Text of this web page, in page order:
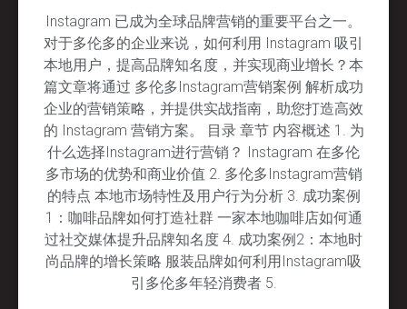
Instagram 已成为全球品牌营销的重要平台之一。
对于多伦多的企业来说，如何利用 Instagram 吸引
本地用户，提高品牌知名度，并实现商业增长？本
篇文章将通过 多伦多Instagram营销案例 解析成功
企业的营销策略，并提供实战指南，助您打造高效
的 Instagram 营销方案。 目录 章节 内容概述 1. 为
什么选择Instagram进行营销？ Instagram 在多伦
多市场的优势和商业价值 2. 多伦多Instagram营销
的特点 本地市场特性及用户行为分析 3. 成功案例
1：咖啡品牌如何打造社群 一家本地咖啡店如何通
过社交媒体提升品牌知名度 4. 成功案例2：本地时
尚品牌的增长策略 服装品牌如何利用Instagram吸
引多伦多年轻消费者 5.